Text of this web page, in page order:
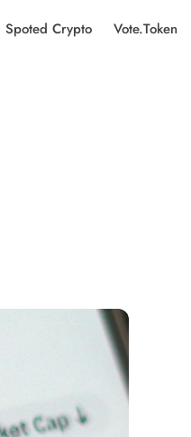
Spoted Crypto Vote.Token